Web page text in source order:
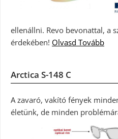
ellenállni. Revo bevonattal, a
érdekében! Olvasd Tovább
Arctica S-148 C
A zavaró, vakító fények
életünk, de minden